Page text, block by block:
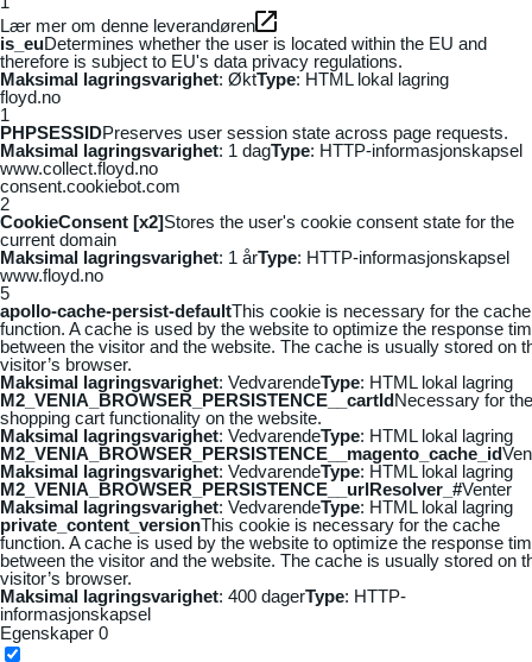
Lær mer om denne leverandøren
is_euDetermines whether the user is located within the EU and
therefore is subject to EU's data privacy regulations.
Maksimal lagringsvarighet: ØktType: HTML lokal lagring
floyd.no
1
PHPSESSIDPreserves user session state across page requests.
Maksimal lagringsvarighet: 1 dagType: HTTP-informasjonskapsel
www.collect.floyd.no
consent.cookiebot.com
2
CookieConsent [x2]Stores the user's cookie consent state for the
current domain
Maksimal lagringsvarighet: 1 årType: HTTP-informasjonskapsel
www.floyd.no
5
apollo-cache-persist-defaultThis cookie is necessary for the cache
function. A cache is used by the website to optimize the response
between the visitor and the website. The cache is usually stored on
visitor’s browser.
Maksimal lagringsvarighet: VedvarendeType: HTML lokal lagring
M2_VENIA_BROWSER_PERSISTENCE__cartIdNecessary for the
shopping cart functionality on the website.
Maksimal lagringsvarighet: VedvarendeType: HTML lokal lagring
M2_VENIA_BROWSER_PERSISTENCE__magento_cache_id
Maksimal lagringsvarighet: VedvarendeType: HTML lokal lagring
M2_VENIA_BROWSER_PERSISTENCE__urlResolver_#Venter
Maksimal lagringsvarighet: VedvarendeType: HTML lokal lagring
private_content_versionThis cookie is necessary for the cache
function. A cache is used by the website to optimize the response
between the visitor and the website. The cache is usually stored on
visitor’s browser.
Maksimal lagringsvarighet: 400 dagerType: HTTP-
informasjonskapsel
Egenskaper 0